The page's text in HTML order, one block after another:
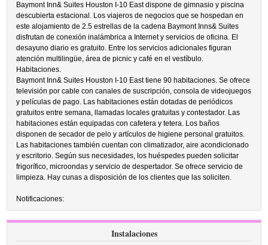
Baymont Inn& Suites Houston I-10 East dispone de gimnasio y piscina
descubierta estacional. Los viajeros de negocios que se hospedan en
este alojamiento de 2.5 estrellas de la cadena Baymont Inns& Suites
disfrutan de conexión inalámbrica a Internet y servicios de oficina. El
desayuno diario es gratuito. Entre los servicios adicionales figuran
atención multilingüe, área de picnic y café en el vestíbulo.
Habitaciones.
Baymont Inn& Suites Houston I-10 East tiene 90 habitaciones. Se ofrece
televisión por cable con canales de suscripción, consola de videojuegos
y películas de pago. Las habitaciones están dotadas de periódicos
gratuitos entre semana, llamadas locales gratuitas y contestador. Las
habitaciones están equipadas con cafetera y tetera. Los baños
disponen de secador de pelo y artículos de higiene personal gratuitos.
Las habitaciones también cuentan con climatizador, aire acondicionado
y escritorio. Según sus necesidades, los huéspedes pueden solicitar
frigorífico, microondas y servicio de despertador. Se ofrece servicio de
limpieza. Hay cunas a disposición de los clientes que las soliciten.
Notificaciones:
Instalaciones